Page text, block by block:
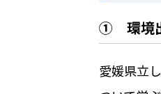
① 環境
愛媛県立